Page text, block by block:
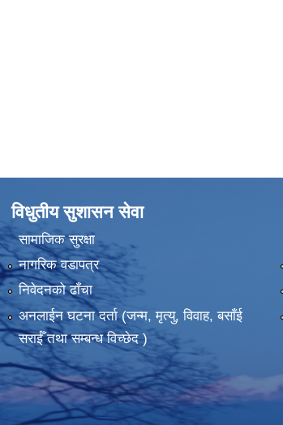
विधुतीय सुशासन सेवा
सामाजिक सुरक्षा
नागरिक वडापत्र
निवेदनको ढाँचा
अनलाईन घटना दर्ता (जन्म, मृत्यु, विवाह, बसाँई
सराईँ तथा सम्बन्ध विच्छेद )